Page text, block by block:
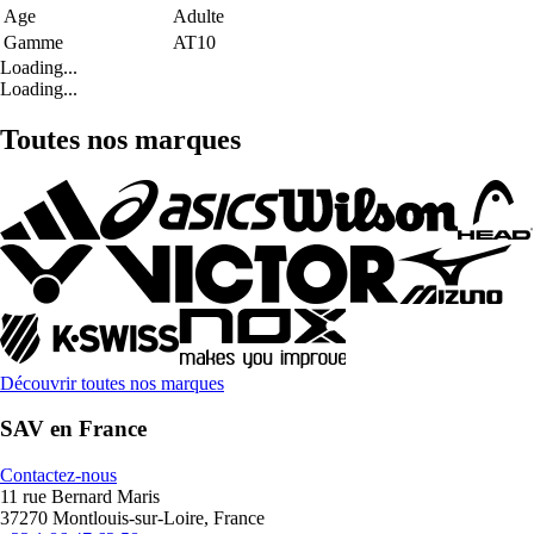
Age
Adulte
Gamme
AT10
Loading...
Loading...
Toutes nos marques
Découvrir toutes nos marques
SAV en France
Contactez-nous
11 rue Bernard Maris
37270 Montlouis-sur-Loire, France